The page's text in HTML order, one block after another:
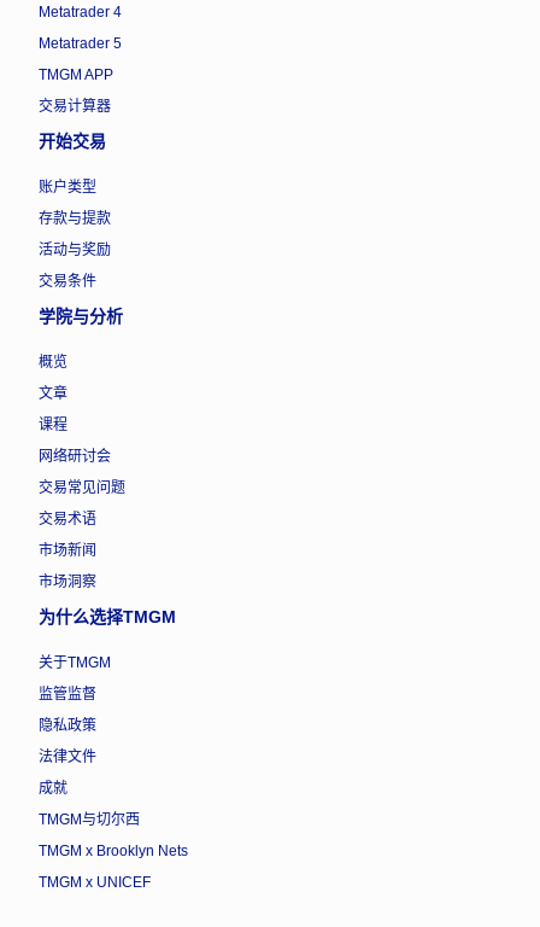
Metatrader 4
Metatrader 5
TMGM APP
交易计算器
开始交易
账户类型
存款与提款
活动与奖励
交易条件
学院与分析
概览
文章
课程
网络研讨会
交易常见问题
交易术语
市场新闻
市场洞察
为什么选择TMGM
关于TMGM
监管监督
隐私政策
法律文件
成就
TMGM与切尔西
TMGM x Brooklyn Nets
TMGM x UNICEF